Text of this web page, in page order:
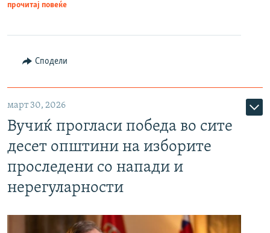
прочитај повеќе
Сподели
март 30, 2026
Вучиќ прогласи победа во сите
десет општини на изборите
проследени со напади и
нерегуларности